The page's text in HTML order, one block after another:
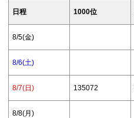
日程 1000位
8/5(金)
8/6(土)
8/7(日) 135072
8/8(月)